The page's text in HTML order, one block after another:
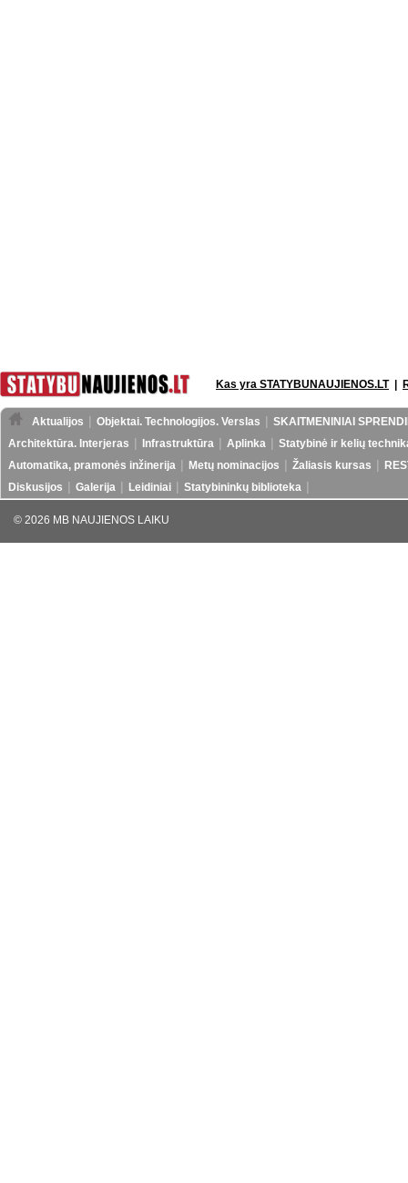
Kas yra STATYBUNAUJIENOS.LT|
Aktualijos Objektai. Technologijos. Verslas
SKAITMENINIAI
Architektūra. Interjeras
Infrastruktūra Aplinka
Statybinė ir kelių
Automatika, pramonės inžinerija
Metų nominacijos Žaliasis kursas
Diskusijos
Galerija Leidiniai Statybininkų biblioteka
© 2026 MB NAUJIENOS LAIKU